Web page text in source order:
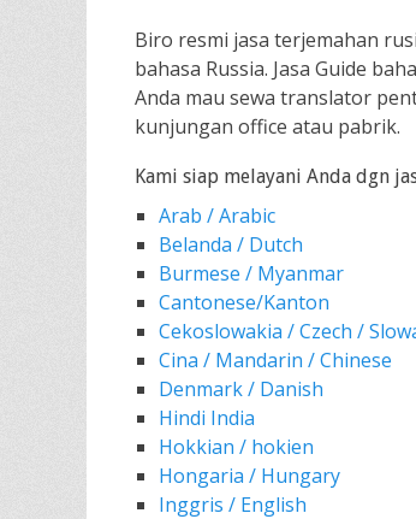
Biro resmi jasa terjemahan
bahasa Russia. Jasa Guide
Anda mau sewa translator
kunjungan office atau pabrik.
Kami siap melayani Anda dgn
Arab / Arabic
Belanda / Dutch
Burmese / Myanmar
Cantonese/Kanton
Cekoslowakia / Czech /
Cina / Mandarin / Chinese
Denmark / Danish
Hindi India
Hokkian / hokien
Hongaria / Hungary
Inggris / English